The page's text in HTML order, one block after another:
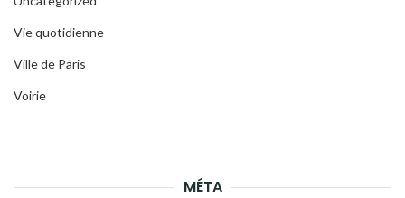
Vie quotidienne
Ville de Paris
Voirie
MÉTA